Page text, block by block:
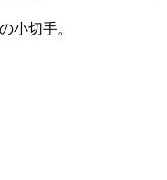
小切手。